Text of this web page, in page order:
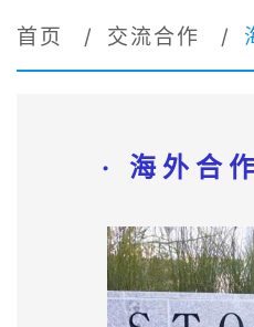
首页 / 交流合作 /